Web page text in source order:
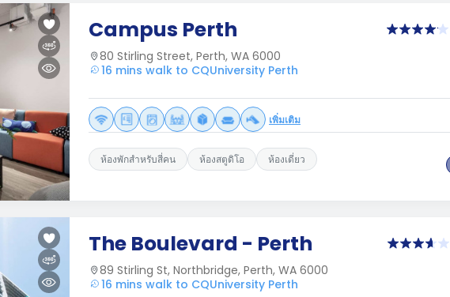
Campus Perth
80 Stirling Street, Perth, WA 6000
16 mins walk to CQUniversity Perth
เพิ่มเติม
ห้องพักสำหรับสี่คน ห้องสตูดิโอ ห้องเดี่ยว
The Boulevard - Perth
89 Stirling St, Northbridge, Perth, WA 6000
16 mins walk to CQUniversity Perth